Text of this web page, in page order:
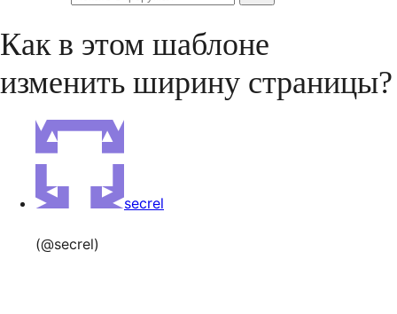
Искать
Как в этом шаблоне
изменить ширину страницы?
secrel
(@secrel)